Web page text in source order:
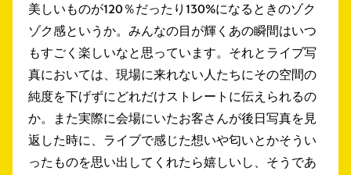
美しいものが120％だったり130%になるときのゾク
ゾク感というか。みんなの目が輝くあの瞬間はいつ
もすごく楽しいなと思っています。それとライブ写
真においては、現場に来れない人たちにその空間の
純度を下げずにどれだけストレートに伝えられるの
か。また実際に会場にいたお客さんが後日写真を見
返した時に、ライブで感じた想いや匂いとかそうい
ったものを思い出してくれたら嬉しいし、そうであ